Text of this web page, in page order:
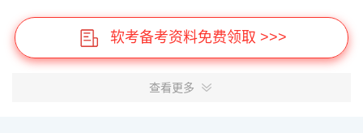
软考备考资料免费领取 >>>
查看更多